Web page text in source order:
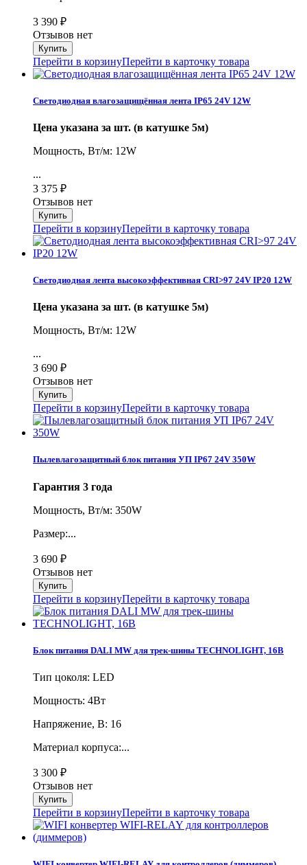
3 390 ₽
Отзывов нет
Перейти в корзинуПерейти в карточку товара
Светодиодная влагозащищённая лента IP65 24V 12W
Цена указана за шт. (в катушке 5м)
Мощность, Вт/м: 12W
...
3 375 ₽
Отзывов нет
Перейти в корзинуПерейти в карточку товара
Светодиодная лента высокоэффективная CRI>97 24V IP20 12W
Цена указана за шт. (в катушке 5м)
Мощность, Вт/м: 12W
...
3 690 ₽
Отзывов нет
Перейти в корзинуПерейти в карточку товара
Пылевлагозащитный блок питания УП IP67 24V 350W
Гарантия 3 года
Мощность, Вт/м: 350W
Размер:...
3 690 ₽
Отзывов нет
Перейти в корзинуПерейти в карточку товара
Блок питания DALI MW для трек-шины TECHNOLIGHT, 16В
Тип цоколя: LED
Мощность: 4Вт
Напряжение, В: 16
Материал корпуса:...
3 300 ₽
Отзывов нет
Перейти в корзинуПерейти в карточку товара